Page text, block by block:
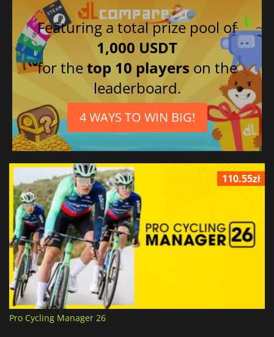
Featuring a total prize pool of
1,000 USDT
for thetop 10 players on the
leaderboard.
4 WAYS TO WIN BIG!
110.55zł
Pro Cycling Manager 26